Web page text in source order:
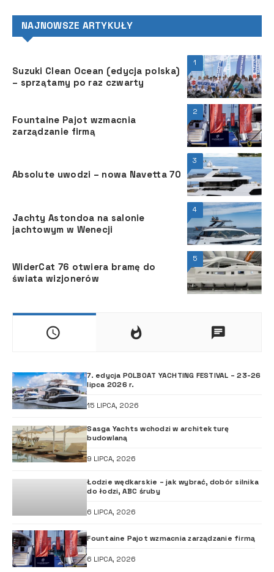
NAJNOWSZE ARTYKUŁY
1
Suzuki Clean Ocean (edycja polska)
– sprzątamy po raz czwarty
2
Fountaine Pajot wzmacnia
zarządzanie firmą
3
Absolute uwodzi – nowa Navetta 70
4
Jachty Astondoa na salonie
jachtowym w Wenecji
5
WiderCat 76 otwiera bramę do
świata wizjonerów
7. edycja POLBOAT YACHTING FESTIVAL – 23-26
lipca 2026 r.
15 LIPCA, 2026
Sasga Yachts wchodzi w architekturę
budowlaną
9 LIPCA, 2026
Łodzie wędkarskie – jak wybrać, dobór silnika
do łodzi, ABC śruby
6 LIPCA, 2026
Fountaine Pajot wzmacnia zarządzanie firmą
6 LIPCA, 2026